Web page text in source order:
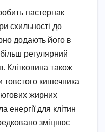
пастернак
схильності до
додають його в
регулярний
Клітковина також
товстого кишечника
жирних
енергії для клітин
зміцнює